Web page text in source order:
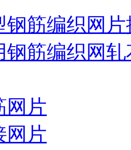
钢筋编织网
钢筋编织网
网片
网片